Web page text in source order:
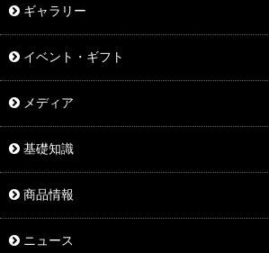
ギャラリー
イベント・ギフト
メディア
基礎知識
商品情報
ニュース